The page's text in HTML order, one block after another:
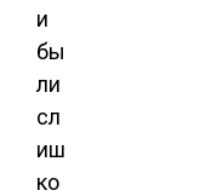
и
бы
ли
сл
иш
ко